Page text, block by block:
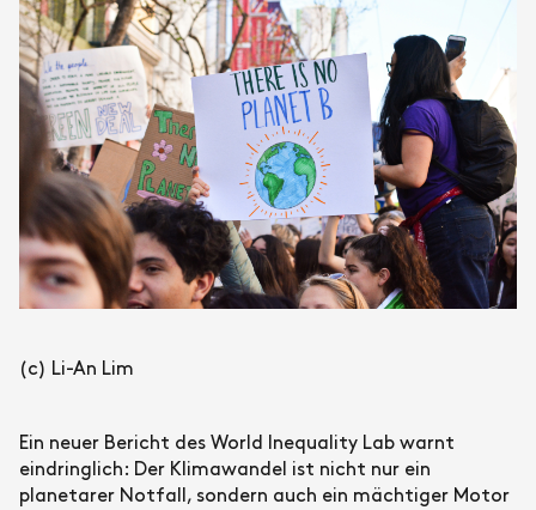
(c) Li-An Lim
Ein neuer Bericht des World Inequality Lab warnt
eindringlich: Der Klimawandel ist nicht nur ein
planetarer Notfall, sondern auch ein mächtiger Motor